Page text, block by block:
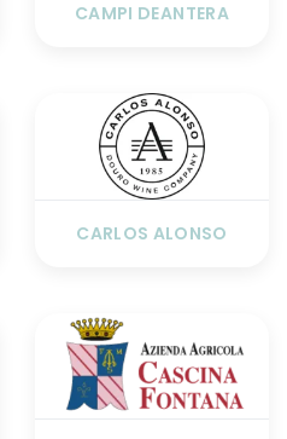
CAMPI DEANTERA
CARLOS ALONSO